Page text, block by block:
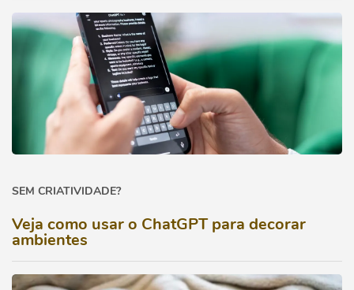
SEM CRIATIVIDADE?
Veja como usar o ChatGPT para decorar
ambientes